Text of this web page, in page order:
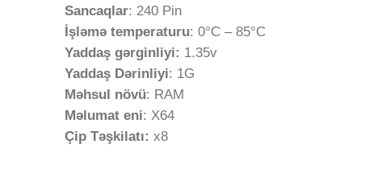
Sancaqlar: 240 Pin
İşləmə temperaturu: 0°C – 85°C
Yaddaş gərginliyi: 1.35v
Yaddaş Dərinliyi: 1G
Məhsul növü: RAM
Məlumat eni: X64
Çip Təşkilatı: x8